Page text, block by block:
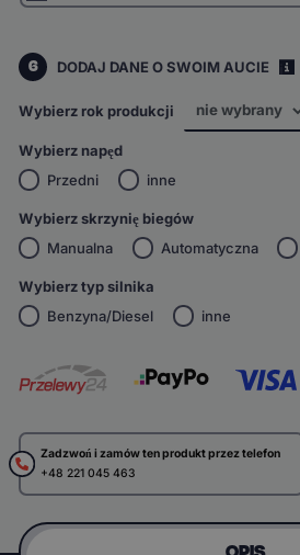
6 DODAJ DANE O SWOIM AUCIE
Wybierz rok produkcji
Wybierz napęd
Przedni
inne
Wybierz skrzynię biegów
Manualna
Automatyczna
Wybierz typ silnika
Benzyna/Diesel
inne
Zadzwoń i zamów ten produkt przez telefon
+48 221 045 463